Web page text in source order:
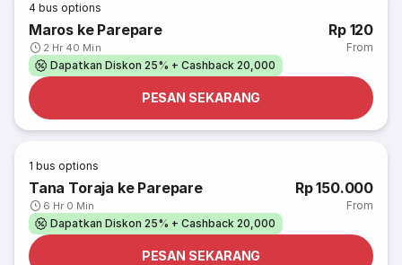
4 bus options
Maros ke Parepare
2 Hr 40 Min
Rp 120
From
Dapatkan Diskon 25% + Cashback 20,000
PESAN SEKARANG
1 bus options
Tana Toraja ke Parepare
6 Hr 0 Min
Rp 150.000
From
Dapatkan Diskon 25% + Cashback 20,000
PESAN SEKARANG